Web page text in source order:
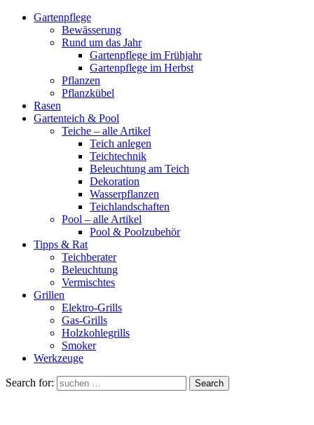
Gartenpflege
Bewässerung
Rund um das Jahr
Gartenpflege im Frühjahr
Gartenpflege im Herbst
Pflanzen
Pflanzkübel
Rasen
Gartenteich & Pool
Teiche – alle Artikel
Teich anlegen
Teichtechnik
Beleuchtung am Teich
Dekoration
Wasserpflanzen
Teichlandschaften
Pool – alle Artikel
Pool & Poolzubehör
Tipps & Rat
Teichberater
Beleuchtung
Vermischtes
Grillen
Elektro-Grills
Gas-Grills
Holzkohlegrills
Smoker
Werkzeuge
Search for: Search